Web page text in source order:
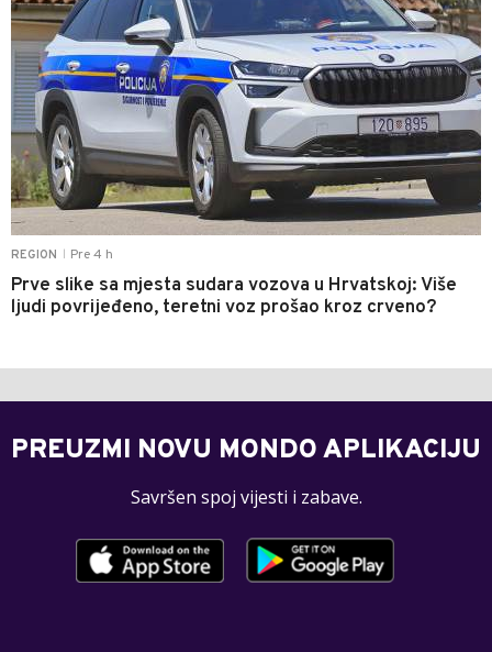
REGION Pre 4 h
Prve slike sa mjesta sudara vozova u Hrvatskoj: Više
ljudi povrijeđeno, teretni voz prošao kroz crveno?
PREUZMI NOVU MONDO APLIKACIJU
Savršen spoj vijesti i zabave.